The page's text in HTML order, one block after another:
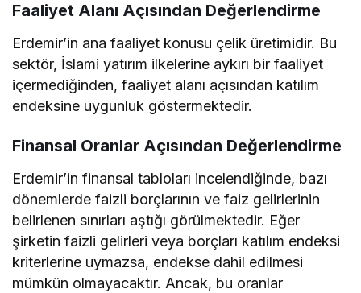
Faaliyet Alanı Açısından Değerlendirme
Erdemir’in ana faaliyet konusu çelik üretimidir. Bu
sektör, İslami yatırım ilkelerine aykırı bir faaliyet
içermediğinden, faaliyet alanı açısından katılım
endeksine uygunluk göstermektedir.
Finansal Oranlar Açısından Değerlendirme
Erdemir’in finansal tabloları incelendiğinde, bazı
dönemlerde faizli borçlarının ve faiz gelirlerinin
belirlenen sınırları aştığı görülmektedir. Eğer
şirketin faizli gelirleri veya borçları katılım endeksi
kriterlerine uymazsa, endekse dahil edilmesi
mümkün olmayacaktır. Ancak, bu oranlar